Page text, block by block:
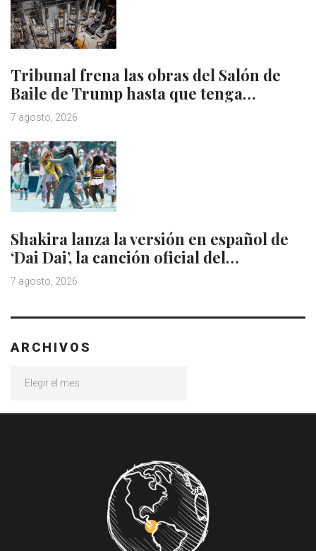
Tribunal frena las obras del Salón de
Baile de Trump hasta que tenga…
7 agosto, 2026
Shakira lanza la versión en español de
‘Dai Dai’, la canción oficial del…
7 agosto, 2026
ARCHIVOS